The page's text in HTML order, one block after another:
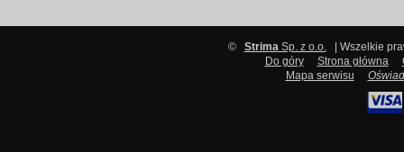
© StrimaSp. z o.o.
| Wszelkie
Do góry
Strona główna
Mapa serwisu